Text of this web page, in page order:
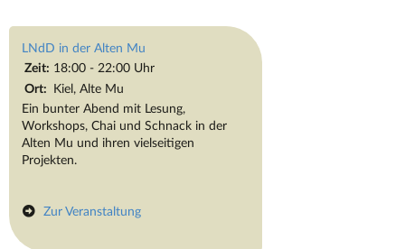
LNdD in der Alten Mu
Zeit: 18:00 - 22:00 Uhr
Ort: Kiel, Alte Mu
Ein bunter Abend mit Lesung,
Workshops, Chai und Schnack in der
Alten Mu und ihren vielseitigen
Projekten.
Zur Veranstaltung